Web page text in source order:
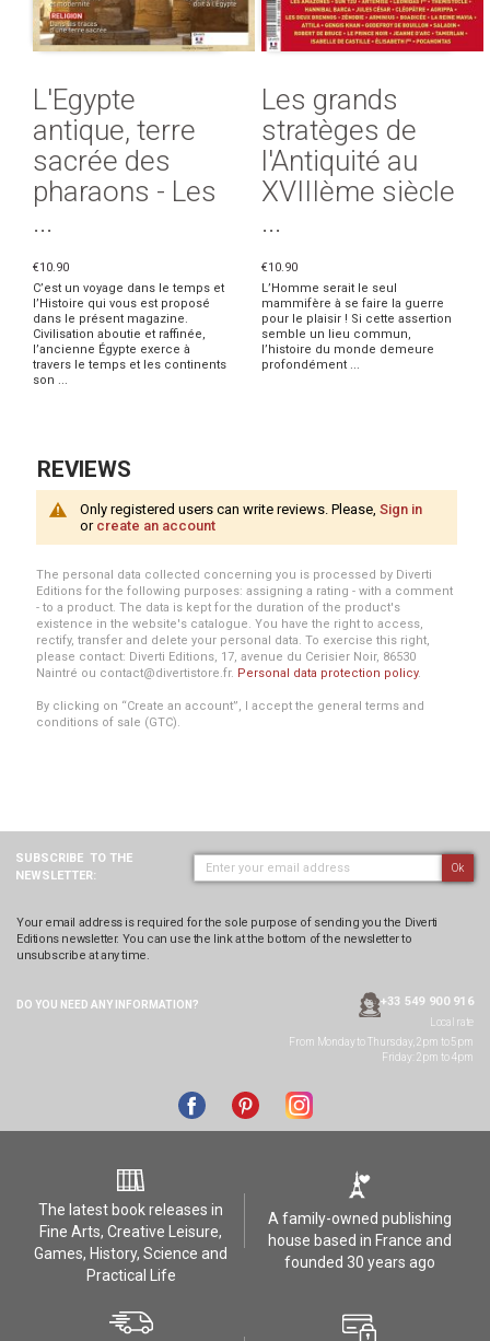
L'Egypte
antique, terre
sacrée des
pharaons - Les
...
€10.90
C’est un voyage dans le temps et
l’Histoire qui vous est proposé
dans le présent magazine.
Civilisation aboutie et raffinée,
l’ancienne Égypte exerce à
travers le temps et les continents
son ...
Les grands
stratèges de
l'Antiquité au
XVIIIème siècle
...
€10.90
L’Homme serait le seul
mammifère à se faire la guerre
pour le plaisir ! Si cette assertion
semble un lieu commun,
l’histoire du monde demeure
profondément ...
REVIEWS
Only registered users can write reviews. Please, Sign in
or create an account
The personal data collected concerning you is processed by Diverti
Editions for the following purposes: assigning a rating - with a comment
- to a product. The data is kept for the duration of the product's
existence in the website's catalogue. You have the right to access,
rectify, transfer and delete your personal data. To exercise this right,
please contact: Diverti Editions, 17, avenue du Cerisier Noir, 86530
Naintré ou contact@divertistore.fr. Personal data protection policy.
By clicking on “Create an account”, I accept the general terms and
conditions of sale (GTC).
SUBSCRIBE TO THE
NEWSLETTER:
Ok
Your email address is required for the sole purpose of sending you the Diverti
Editions newsletter. You can use the link at the bottom of the newsletter to
unsubscribe at any time.
DO YOU NEED ANY INFORMATION? +33 549 900 916
Local rate
From Monday to Thursday, 2pm to 5pm
Friday: 2pm to 4pm
The latest book releases in
Fine Arts, Creative Leisure,
Games, History, Science and
Practical Life
A family-owned publishing
house based in France and
founded 30 years ago